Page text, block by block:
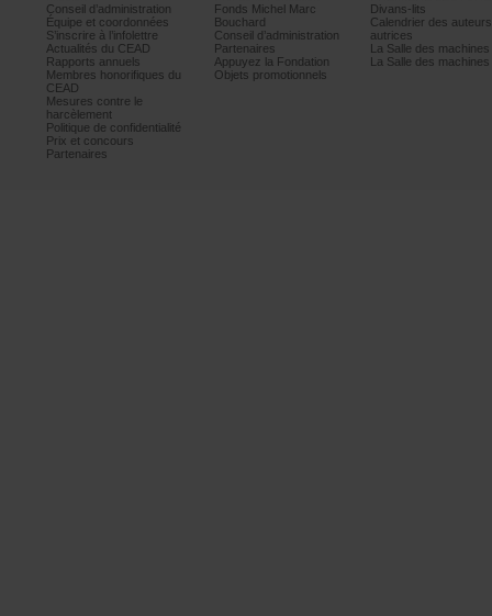
Conseild’administration
Équipeetcoordonnées
S’inscrireàl’infolettre
ActualitésduCEAD
Rapportsannuels
Membreshonorifiquesdu
CEAD
Mesurescontrele
harcèlement
Politiquedeconfidentialité
Prixetconcours
Partenaires
FondsMichelMarc
Bouchard
Conseild’administration
Partenaires
AppuyezlaFondation
Objetspromotionnels
Divans-lits
autrices